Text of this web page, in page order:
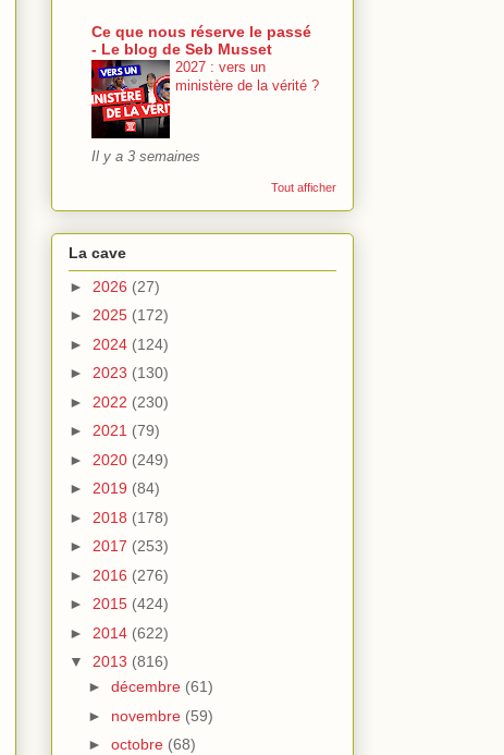
Ce que nous réserve le passé
- Le blog de Seb Musset
2027 : vers un
ministère de la vérité ?
Il y a 3 semaines
Tout afficher
La cave
► 2026 (27)
► 2025 (172)
► 2024 (124)
► 2023 (130)
► 2022 (230)
► 2021 (79)
► 2020 (249)
► 2019 (84)
► 2018 (178)
► 2017 (253)
► 2016 (276)
► 2015 (424)
► 2014 (622)
▼ 2013 (816)
► décembre (61)
► novembre (59)
► octobre (68)